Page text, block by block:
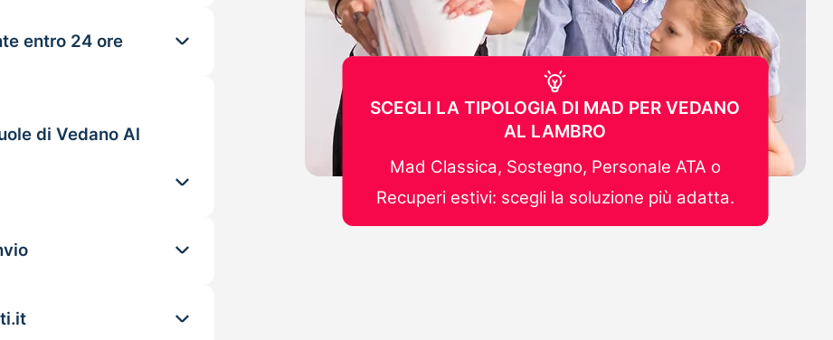
entro 24 ore
di Vedano Al
SCEGLI LA TIPOLOGIA DI MAD PER VEDANO
AL LAMBRO
Mad Classica, Sostegno, Personale ATA o
Recuperi estivi: scegli la soluzione più adatta.